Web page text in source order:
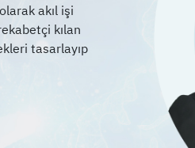
akıl işi
kılan
tasarlayıp